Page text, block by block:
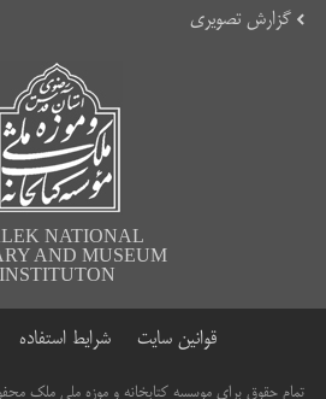
گزارش تصویری
NATIONAL
AND MUSEUM
INSTITUTON
قوانین سایت شرایط استفاده
تمام حقوق برای موسسه کتابخانه و موزه ملی ملک